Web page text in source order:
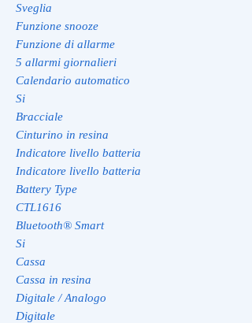
Sveglia
Funzione snooze
Funzione di allarme
5 allarmi giornalieri
Calendario automatico
Si
Bracciale
Cinturino in resina
Indicatore livello batteria
Indicatore livello batteria
Battery Type
CTL1616
Bluetooth® Smart
Si
Cassa
Cassa in resina
Digitale / Analogo
Digitale